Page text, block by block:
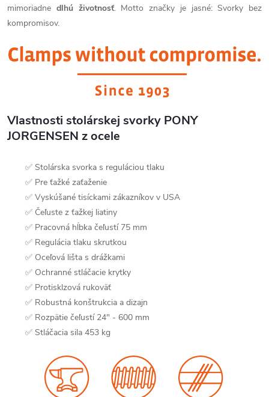
mimoriadne dlhú životnosť. Motto značky je jasné: Svorky bez
kompromisov.
Vlastnosti stolárskej svorky PONY
JORGENSEN z ocele
✅ Stolárska svorka s reguláciou tlaku
✅ Pre ťažké zaťaženie
✅ Vyskúšané tisíckami zákazníkov v USA
✅ Čeľuste z ťažkej liatiny
✅ Pracovná hĺbka čeľustí 75 mm
✅ Regulácia tlaku skrutkou
✅ Oceľová lišta s drážkami
✅ Ochranné stláčacie krytky
✅ Protisklzová rukoväť
✅ Robustná konštrukcia a dizajn
✅ Rozpätie čeľustí 24" - 600 mm
✅ Stláčacia sila 453 kg